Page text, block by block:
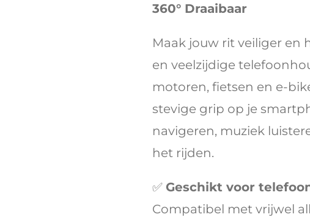
360° Draaibaar
Maak jouw rit veiliger en
en veelzijdige
motoren, fietsen en e-
stevige grip op je
navigeren, muziek
het rijden.
✅ Geschikt voor
Compatibel met vrijwel